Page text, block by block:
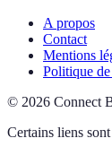
A propos
Contact
Mentions
Politique
© 2026 Connect
Certains liens